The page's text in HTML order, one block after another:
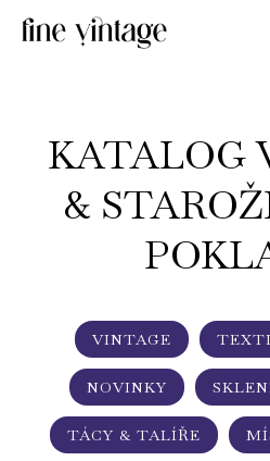
KATALOG
&
VINTAGE
NOVINKY
TÁCY & TALÍŘE